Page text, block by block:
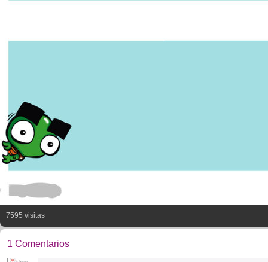
7595 visitas
1 Comentarios